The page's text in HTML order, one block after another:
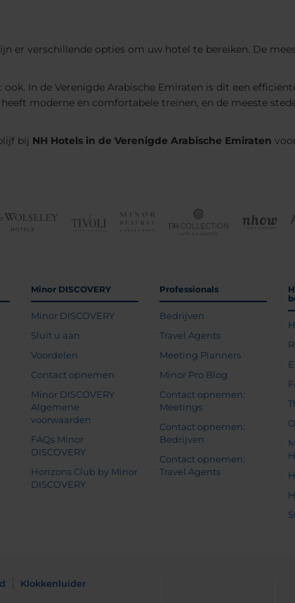
er verschillende opties om uw hotel te bereiken. De
ook. In de Verenigde Arabische Emiraten is dit een
moderne en comfortabele treinen, en de meeste
bij NH Hotels in de Verenigde Arabische Emiraten
Minor DISCOVERY
Minor DISCOVERY
Sluit u aan
Voordelen
Contact opnemen
Minor DISCOVERY
Algemene
voorwaarden
FAQs Minor
DISCOVERY
Horizons Club by Minor
DISCOVERY
Professionals
Bedrijven
Travel Agents
Meeting Planners
Minor Pro Blog
Contact opnemen:
Meetings
Contact opnemen:
Bedrijven
Contact opnemen:
Travel Agents
Klokkenluider